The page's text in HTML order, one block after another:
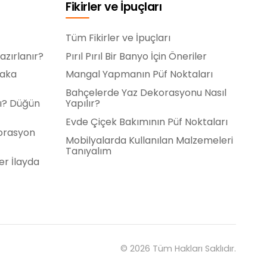
Düğün
İlayda
Fikirler ve İpuçları
Tüm Fikirler ve İpuçları
Pırıl Pırıl Bir Banyo İçin Öneriler
Mangal Yapmanın Püf Noktaları
Bahçelerde Yaz Dekorasyonu Nasıl
Yapılır?
Evde Çiçek Bakımının Püf Noktaları
Mobilyalarda Kullanılan Malzemeleri
Tanıyalım
© 2026 Tüm Hakları Saklıdır.